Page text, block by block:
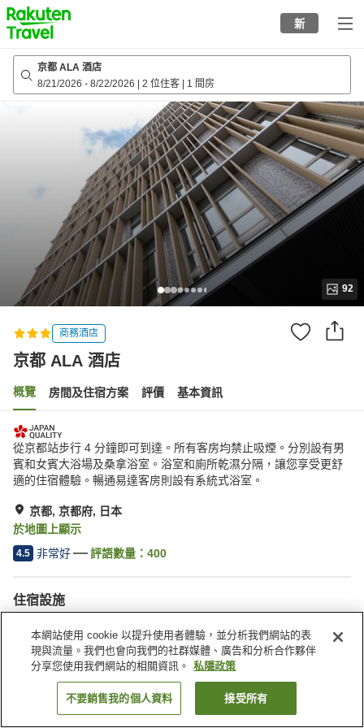
to
top
page
新
京都 ALA 酒店
8/21/2026 - 8/22/2026 2 位住客 1 間房
92
商務酒店
京都 ALA 酒店
概覽 房間及住宿方案 評價 基本資訊
從京都站步行 4 分鐘即可到達。所有客房均禁止吸煙。分別設有男
賓和女賓大浴場及桑拿浴室。浴室和廁所乾濕分隔，讓您享受更舒
適的住宿體驗。暢通易達客房則設有系統式浴室。
京都, 京都府, 日本
於地圖上顯示
4.5 非常好 評語數量： 400
住宿設施
休息室
自動販賣機
日本 京都府 京都 京都 ALA 酒店
找客房
本網站使用 cookie 以提升使用者體驗，並分析我們網站的表
現與流量。我們也會向我們的社群媒體、廣告和分析合作夥伴
分享您使用我們網站的相關資訊。
私隱政策
不要銷售我的個人資料 接受所有